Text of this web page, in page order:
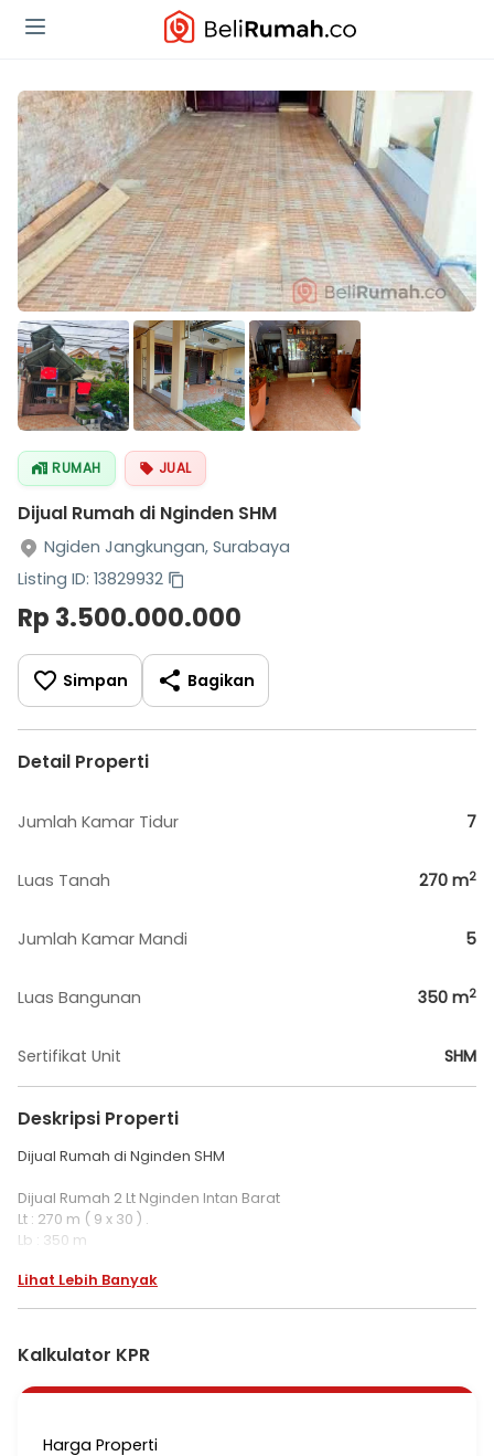
RUMAH JUAL
Dijual Rumah di Nginden SHM
Ngiden Jangkungan, Surabaya
Listing ID: 13829932
Rp 3.500.000.000
Simpan Bagikan
Detail Properti
Jumlah Kamar Tidur 7
Luas Tanah 270 m2
Jumlah Kamar Mandi 5
Luas Bangunan 350 m2
Sertifikat Unit SHM
Deskripsi Properti
Dijual Rumah di Nginden SHM
Dijual Rumah 2 Lt Nginden Intan Barat
Lt : 270 m ( 9 x 30 ) .
Lb : 350 m
Km : 3 (kamar mandi dalam) +2
Hadap Barat
SHM
Row jalan 3 mobil
4 AC kamar , kipas angin atas 2, kitchen set, korden, perabot
Lihat Lebih Banyak
Kalkulator KPR
Harga Properti